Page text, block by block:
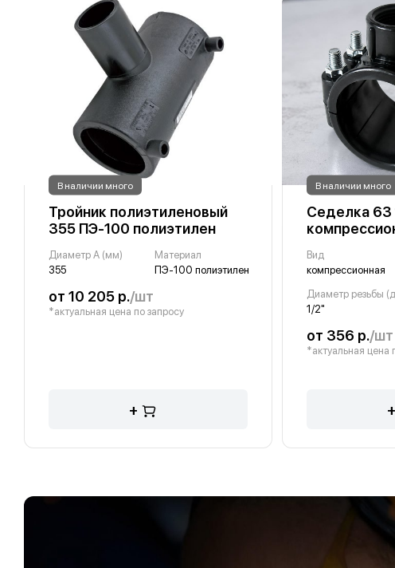
В наличии много
Тройник полиэтиленовый
355 ПЭ-100 полиэтилен
Диаметр A (мм)
355
Материал
ПЭ-100 полиэтилен
от 10 205 р./шт
*актуальная цена по запросу
+
В наличии много
Седелка 63
Вид
компрессионная
1/2"
от 356 р./шт
*актуальная цена
+